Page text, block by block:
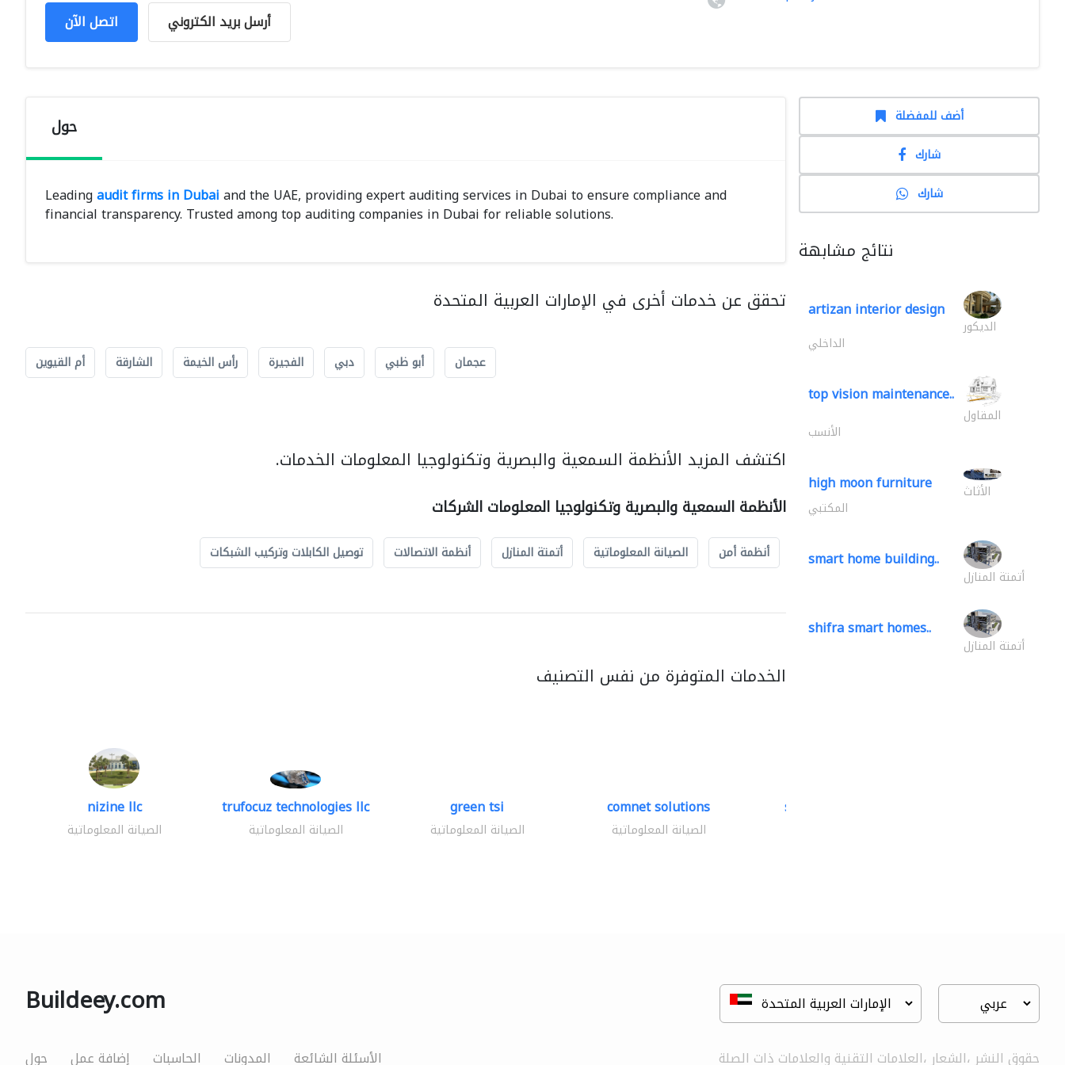
اتصل الآن أرسل بريد الكتروني
حول
Leadingaudit firms in Dubaiand the UAE, providing expert auditing services in Dubai to ensure compliance and
financial transparency. Trusted among top auditing companies in Dubai for reliable solutions.
تحقق عن خدمات أخرى في الإمارات العربية المتحدة
عجمان أبو ظبي دبي الفجيرة رأس الخيمة الشارقة أم القيوين
اكتشف المزيد الأنظمة السمعية والبصرية وتكنولوجيا المعلومات الخدمات.
الأنظمة السمعية والبصرية وتكنولوجيا المعلومات الشركات
أنظمة أمن الصيانة المعلوماتية أتمتة المنازل أنظمة الاتصالات توصيل الكابلات وتركيب الشبكات
الخدمات المتوفرة من نفس التصنيف
nizine llc
الصيانة المعلوماتية
trufocuz technologies llc
الصيانة المعلوماتية
green tsi
الصيانة المعلوماتية
comnet solutions
الصيانة المعلوماتية
semac consultants
أضف للمفضلة
شارك
شارك
نتائج مشابهة
artizan interior design
الديكور
الداخلي
top vision maintenance..
المقاول
الأنسب
high moon furniture الأثاث
المكتبي
smart home building..
أتمتة المنازل
shifra smart homes..
أتمتة المنازل
Buildeey.com
حول إضافة عمل الحاسبات المدونات الأسئلة الشائعة حقوق النشر ،الشعار ،العلامات التقنية والعلامات ذات الصلة